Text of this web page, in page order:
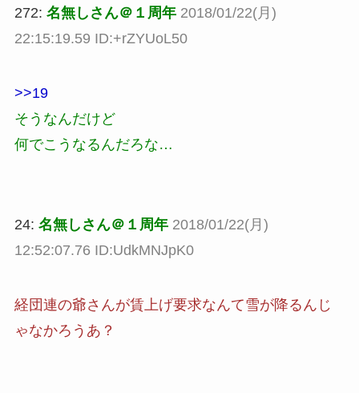
272: 名無しさん＠１周年 2018/01/22(月)
22:15:19.59 ID:+rZYUoL50
>>19
そうなんだけど
何でこうなるんだろな…
24: 名無しさん＠１周年 2018/01/22(月)
12:52:07.76 ID:UdkMNJpK0
経団連の爺さんが賃上げ要求なんて雪が降るんじ
ゃなかろうあ？